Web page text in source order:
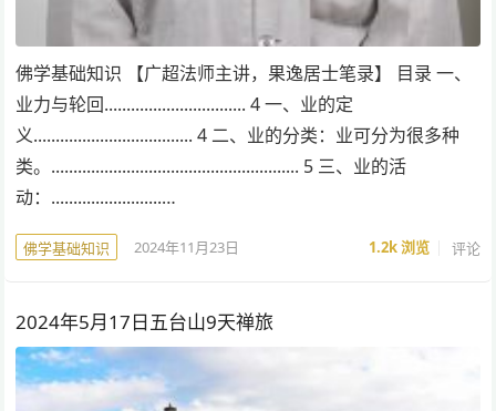
佛学基础知识 【广超法师主讲，果逸居士笔录】 目录 一、
业力与轮回................................ 4 一、业的定
义.................................... 4 二、业的分类：业可分为很多种
类。........................................................ 5 三、业的活
动：.........................…
佛学基础知识 2024年11月23日 1.2k浏览 评论
2024年5月17日五台山9天禅旅